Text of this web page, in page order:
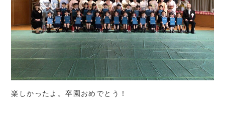
楽しかったよ。卒園おめでとう！